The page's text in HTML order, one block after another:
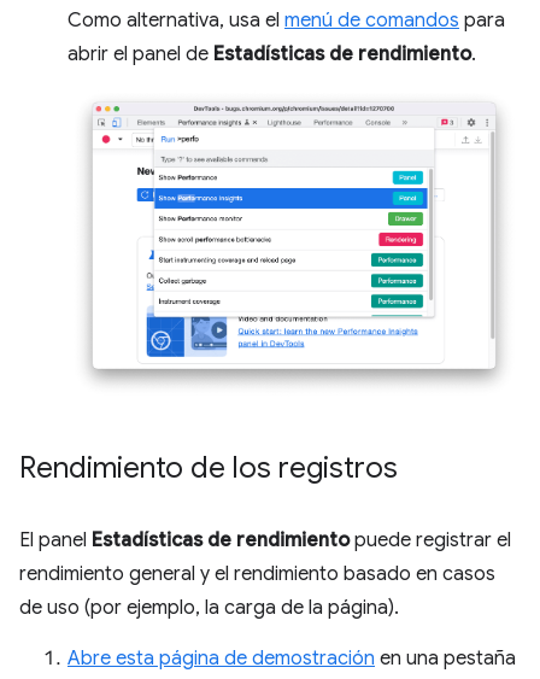
Como alternativa, usa el menú de comandos para
abrir el panel de Estadísticas de rendimiento.
Rendimiento de los registros
El panel Estadísticas de rendimientopuede registrar el
rendimiento general y el rendimiento basado en casos
de uso (por ejemplo, la carga de la página).
Abre esta página de demostración en una pestaña